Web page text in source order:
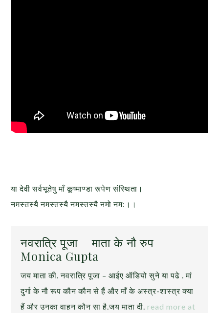
या देवी सर्वभू‍तेषु माँ कूष्माण्डा रूपेण संस्थिता।
नमस्तस्यै नमस्तस्यै नमस्तस्यै नमो नम:।।
नवरात्रि पूजा – माता के नौ रुप –
Monica Gupta
जय माता की. नवरात्रि पूजा – आईए ऑडियो सुने या पढे . मां
दुर्गा के नौ रूप कौन कौन से हैं और माँ के अस्त्र-शास्त्र क्या
हैं और उनका वाहन कौन सा है.जय माता दी. read more at